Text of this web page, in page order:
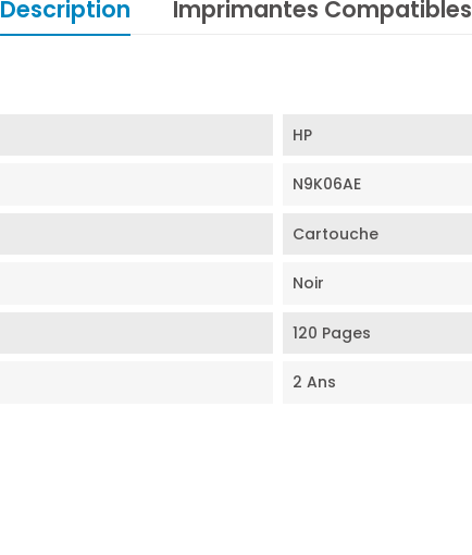
Description Imprimantes Compatibles
HP
N9K06AE
Cartouche
Noir
120 Pages
2 Ans